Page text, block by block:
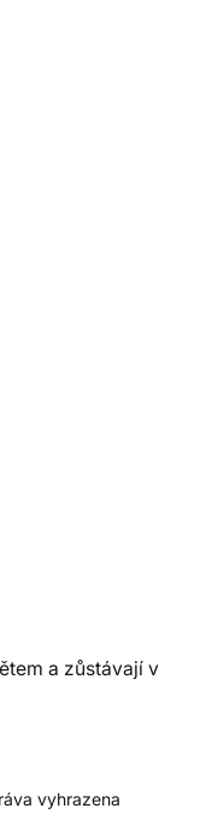
a zůstávají v
vyhrazena